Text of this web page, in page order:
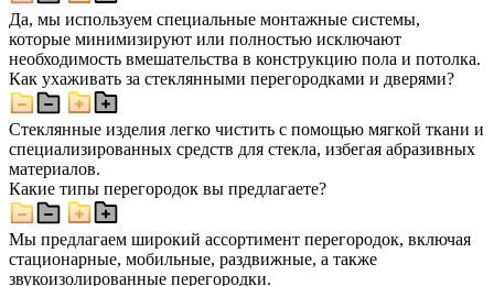
Да, мы используем специальные монтажные системы,
которые минимизируют или полностью исключают
необходимость вмешательства в конструкцию пола и потолка.
Как ухаживать за стеклянными перегородками и дверями?
Стеклянные изделия легко чистить с помощью мягкой ткани и
специализированных средств для стекла, избегая абразивных
материалов.
Какие типы перегородок вы предлагаете?
Мы предлагаем широкий ассортимент перегородок, включая
стационарные, мобильные, раздвижные, а также
звукоизолированные перегородки.